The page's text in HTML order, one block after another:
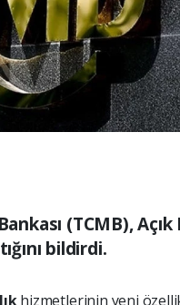
(TCMB),
bildirdi.
hizmetlerinin yeni